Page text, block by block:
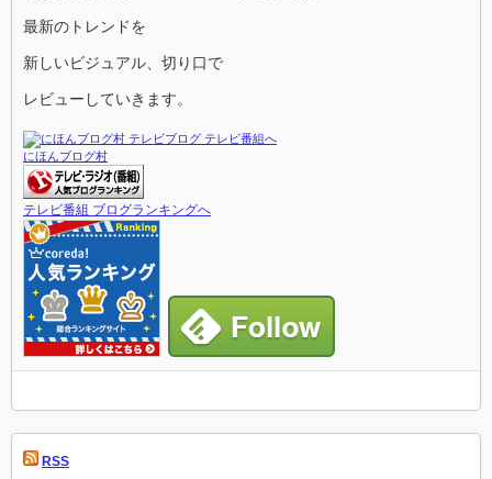
最新のトレンドを
新しいビジュアル、切り口で
レビューしていきます。
にほんブログ村
テレビ番組 ブログランキングへ
RSS